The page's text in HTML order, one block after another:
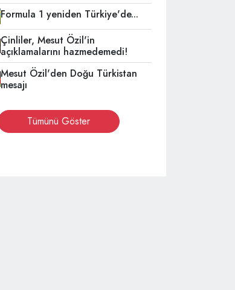
Formula 1 yeniden Türkiye'de...
Çinliler, Mesut Özil'in
açıklamalarını hazmedemedi!
Mesut Özil'den Doğu Türkistan
mesajı
Tümünü Göster